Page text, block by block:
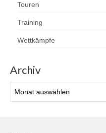
Touren
Training
Wettkämpfe
Archiv